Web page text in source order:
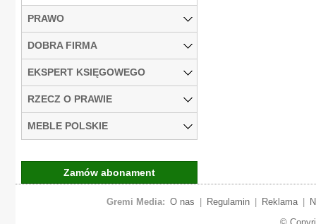
PRAWO
DOBRA FIRMA
EKSPERT KSIĘGOWEGO
RZECZ O PRAWIE
MEBLE POLSKIE
Zamów abonament
Gremi Media: O nas Regulamin Reklama